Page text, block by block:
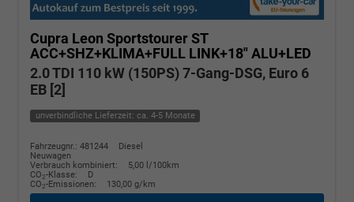
Cupra Leon SportstourerST
ACC+SHZ+KLIMA+FULL LINK+18" ALU+LED
2.0 TDI 110 kW (150PS) 7-Gang-DSG, Euro 6
EB [2]
unverbindliche Lieferzeit: ca. 4-5 Monate
Fahrzeugnr.: 481244
Diesel
Neuwagen
Verbrauch kombiniert:
5,00 l/100km
CO2-Klasse:
D
CO2-Emissionen: 130,00 g/km